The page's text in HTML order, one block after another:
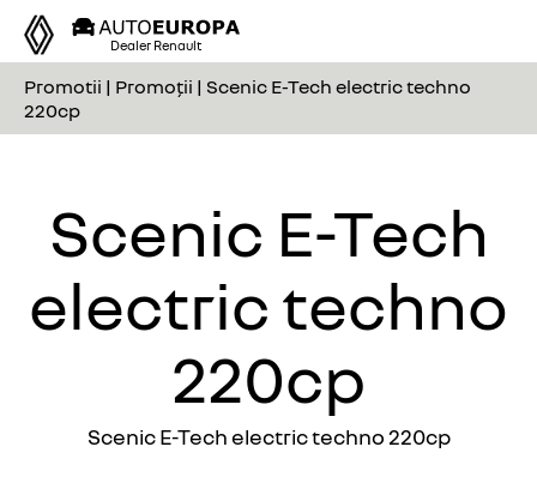
Dealer Renault
Promotii | Promoții | Scenic E-Tech electric techno
220cp
Scenic E-Tech
electric techno
220cp
Scenic E-Tech electric techno 220cp